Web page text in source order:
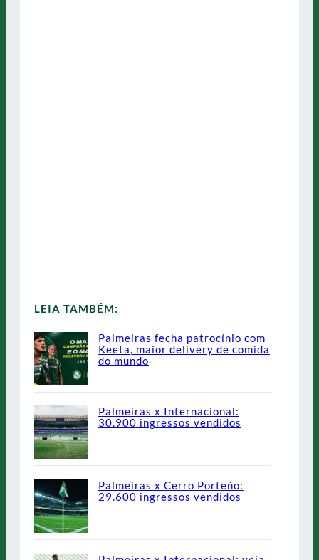
LEIA TAMBÉM:
Palmeiras fecha patrocínio com
Keeta, maior delivery de comida
do mundo
Palmeiras x Internacional:
30.900 ingressos vendidos
Palmeiras x Cerro Porteño:
29.600 ingressos vendidos